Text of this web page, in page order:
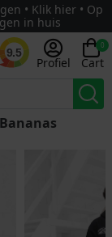
• Klik hier • Op
in huis
9.5
Profiel
0
Cart